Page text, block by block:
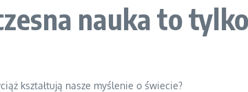
nauka to
kształtują nasze myślenie o świecie?